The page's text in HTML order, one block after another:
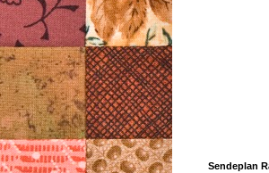
Sendeplan